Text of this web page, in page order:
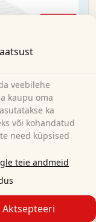
kõrgus
90 x 190 cm
Külm vaht
veebilehe
kaupu oma
ka
või kohandatud
need küpsised
teie andmeid
Aktsepteeri